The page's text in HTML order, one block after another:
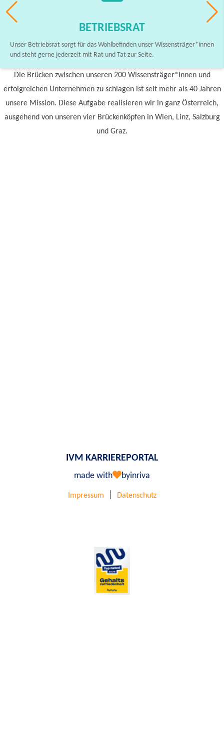
BETRIEBSRAT
Unser Betriebsrat sorgt für das Wohlbefinden unser Wissensträger*innen
und steht gerne jederzeit mit Rat und Tat zur Seite.
Die Brücken zwischen unseren 200 Wissensträger*innen und
erfolgreichen Unternehmen zu schlagen ist seit mehr als 40 Jahren
unsere Mission. Diese Aufgabe realisieren wir in ganz Österreich,
ausgehend von unseren vier Brückenköpfen in Wien, Linz, Salzburg
und Graz.
IVM KARRIEREPORTAL
made with byinriva
Impressum Datenschutz